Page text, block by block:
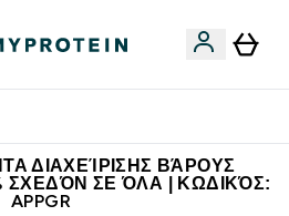
ΔΙΑΧΕΊΡΙΣΗΣ ΒΆΡΟΥΣ
ΣΧΕΔΌΝ ΣΕ ΌΛΑ | ΚΩΔΙΚΌΣ:
APPGR